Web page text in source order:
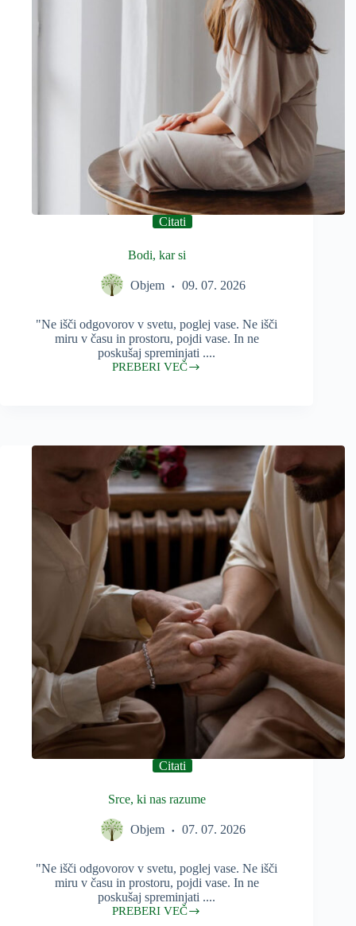
Citati
Bodi, kar si
Objem 09. 07. 2026
"Ne išči odgovorov v svetu, poglej vase. Ne išči
miru v času in prostoru, pojdi vase. In ne
poskušaj spreminjati ....
PREBERI VEČ
Bodi,
Citati
Srce, ki nas razume
Objem 07. 07. 2026
"Ne išči odgovorov v svetu, poglej vase. Ne išči
miru v času in prostoru, pojdi vase. In ne
poskušaj spreminjati ....
PREBERI VEČ
Srce,